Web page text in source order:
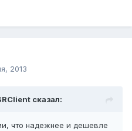
2013
сказал:
что надежнее и дешевле